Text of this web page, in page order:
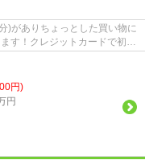
)がありちょっとした買い物に
す！クレジットカードで初期
円)
円